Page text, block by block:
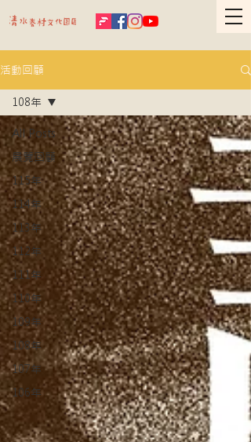
活動回顧
All Posts
展覽回顧
115年
114年
113年
112年
111年
110年
109年
108年
107年
106年
108年